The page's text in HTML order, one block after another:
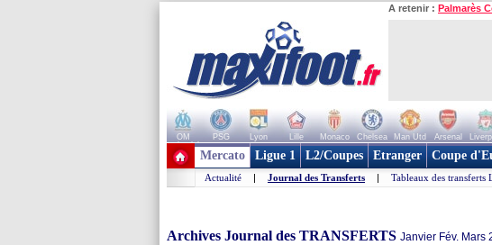
A retenir : Palmarès
OM PSG Lyon Lille Monaco Chelsea Man Utd Arsenal
+ de clubs
Mercato Ligue 1 L2/Coupes Etranger Coupe
Actualité | Journal des Transferts | Tableaux des transferts
Archives Journal des TRANSFERTS Janvier Fév. Mars